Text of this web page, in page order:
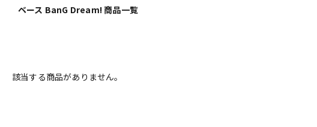
エレキギター
キーボード
ベース BanG Dream! 商品一覧
該当する商品がありません。